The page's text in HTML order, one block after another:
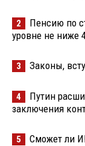
2
Пенсию по
уровне не ниже
3 Законы,
4
Путин
заключения
5 Сможет ли